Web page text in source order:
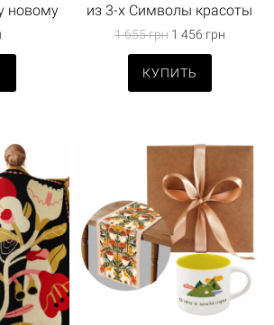
новому
из 3-х Символы красоты
1 655 грн1 456 грн
КУПИТЬ